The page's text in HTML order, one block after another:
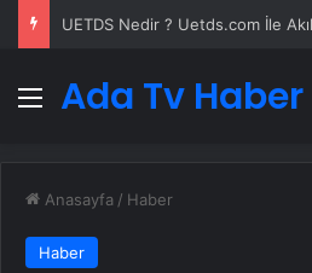
Menü
Ada Tv Haber
Anasayfa / Haber
Haber